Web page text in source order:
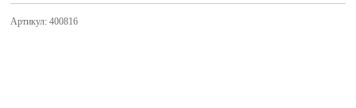
Артикул: 400816